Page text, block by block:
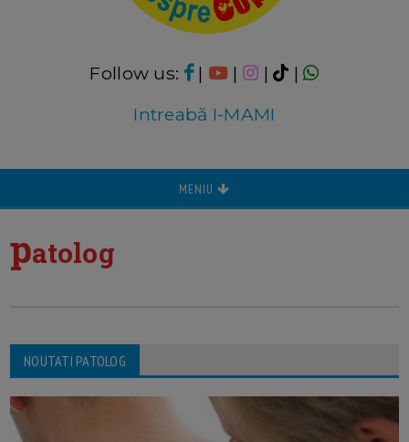
Follow us: | | |
|
Intreabă I-MAMI
MENIU
patolog
NOUTATI PATOLOG